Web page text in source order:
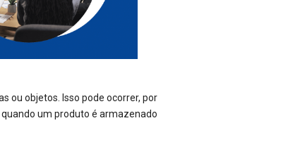
ou objetos. Isso pode ocorrer, por
um produto é armazenado